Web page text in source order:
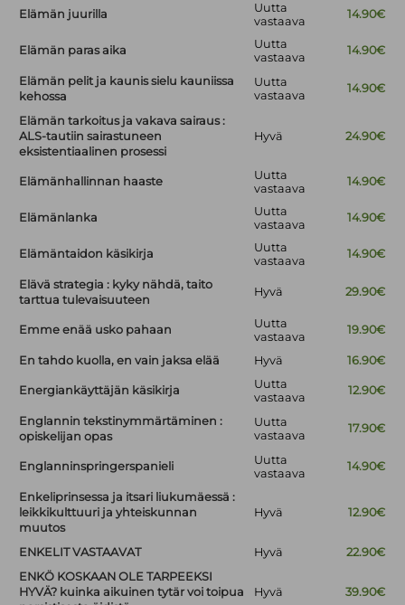
Elämän juurilla
Uutta
vastaava
14.90€
Elämän paras aika
Uutta
vastaava
14.90€
Elämän pelit ja kaunis sielu kauniissa
kehossa
Uutta
vastaava
14.90€
Elämän tarkoitus ja vakava sairaus :
ALS-tautiin sairastuneen
eksistentiaalinen prosessi
Hyvä 24.90€
Elämänhallinnan haaste
Uutta
vastaava
14.90€
Elämänlanka
Uutta
vastaava
14.90€
Elämäntaidon käsikirja
Uutta
vastaava
14.90€
Elävä strategia : kyky nähdä, taito
tarttua tulevaisuuteen
Hyvä 29.90€
Emme enää usko pahaan
Uutta
vastaava
19.90€
En tahdo kuolla, en vain jaksa elää Hyvä 16.90€
Energiankäyttäjän käsikirja
Uutta
vastaava
12.90€
Englannin tekstinymmärtäminen :
opiskelijan opas
Uutta
vastaava
17.90€
Englanninspringerspanieli
Uutta
vastaava
14.90€
Enkeliprinsessa ja itsari liukumäessä :
leikkikulttuuri ja yhteiskunnan
muutos
Hyvä 12.90€
ENKELIT VASTAAVAT Hyvä
22.90€
ENKÖ KOSKAAN OLE TARPEEKSI
HYVÄ? kuinka aikuinen tytär voi toipua
Hyvä 39.90€